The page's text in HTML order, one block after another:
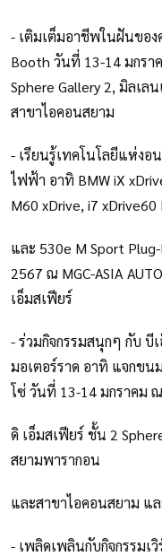
- เติมเต็มอาชีพในฝันขอ
Booth วันที่ 13-14 มกรา
Sphere Gallery 2, มิลเล
สาขาไอคอนสยาม
- เรียนรู้เทคโนโลยีแห่งอ
ไฟฟ้า อาทิ BMW iX
M60 xDrive, i7 xDrive60
และ 530e M Sport
2567 ณ MGC-ASIA
เอ็มสเฟียร์
- ร่วมกิจกรรมสนุกๆ กับ บี
มอเตอร์ราด อาทิ แจกข
โซ่ วันที่ 13-14 มกราคม
ดิ เอ็มสเฟียร์ ชั้น 2
สยามพารากอน
และสาขาไอคอนสยาม แ
- เพลิดเพลินกับกิจกรรมเ